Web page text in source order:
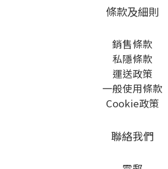
條款及細則
銷售條款
私隱條款
運送政策
一般使用條款
Cookie政策
聯絡我們